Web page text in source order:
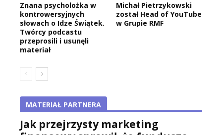
Znana psycholożka w
kontrowersyjnych
słowach o Idze Świątek.
Twórcy podcastu
przeprosili i usunęli
materiał
Michał Pietrzykowski
został Head of YouTube
w Grupie RMF
MATERIAŁ PARTNERA
Jak przejrzysty marketing